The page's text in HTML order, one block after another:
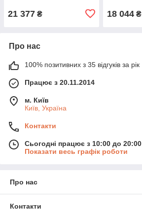
21 377 ₴ 18 044₴
Про нас
100% позитивних з 35 відгуків за рік
Працює з 20.11.2014
м. Київ
Київ, Україна
Контакти
Сьогодні працює з 10:00 до 20:00
Показати весь графік роботи
Про нас
Контакти